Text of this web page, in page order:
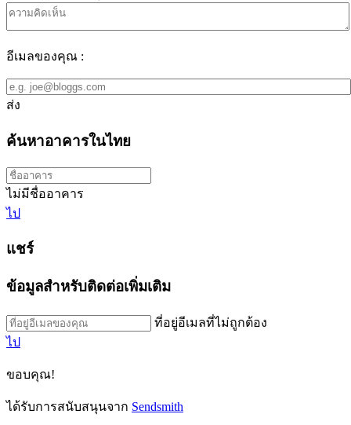
อีเมลของคุณ :
ส่ง
ค้นหาอาคารในไทย
ไม่มีชื่ออาคาร
ไป
แชร์
ข้อมูลสำหรับติดต่อเพิ่มเติม
ที่อยู่อีเมลที่ไม่ถูกต้อง
ไป
ขอบคุณ!
ได้รับการสนับสนุนจาก Sendsmith